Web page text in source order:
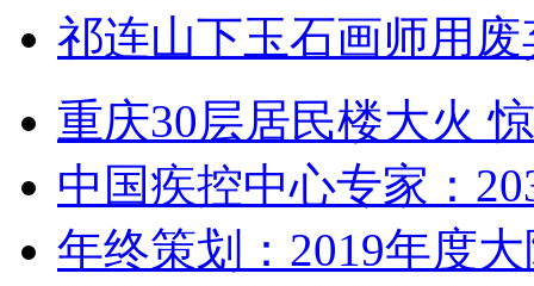
祁连山下玉石画师用
重庆30层居民楼大火
中国疾控中心专家：
年终策划：2019年度